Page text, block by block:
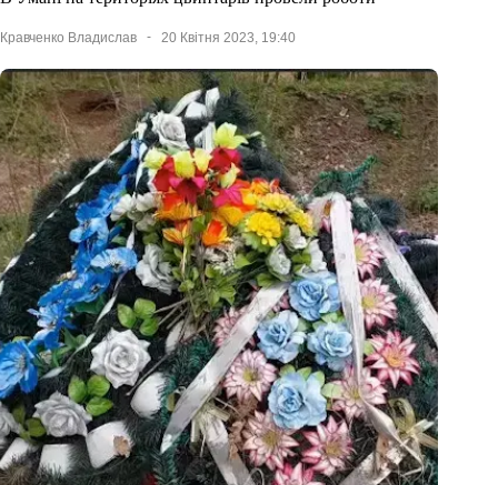
Кравченко Владислав 20 Квітня 2023, 19:40